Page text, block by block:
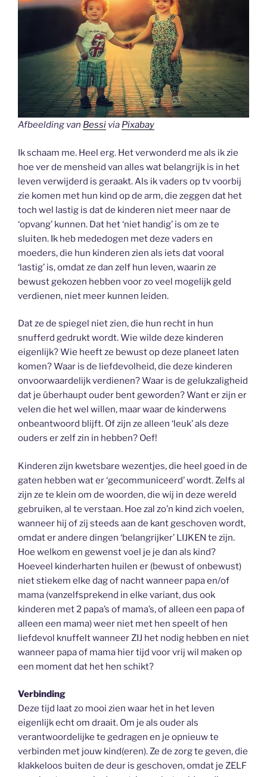
Afbeelding van Bessi via Pixabay
Ik schaam me. Heel erg. Het verwonderd me als ik zie
hoe ver de mensheid van alles wat belangrijk is in het
leven verwijderd is geraakt. Als ik vaders op tv voorbij
zie komen met hun kind op de arm, die zeggen dat het
toch wel lastig is dat de kinderen niet meer naar de
‘opvang’ kunnen. Dat het ‘niet handig’ is om ze te
sluiten. Ik heb mededogen met deze vaders en
moeders, die hun kinderen zien als iets dat vooral
‘lastig’ is, omdat ze dan zelf hun leven, waarin ze
bewust gekozen hebben voor zo veel mogelijk geld
verdienen, niet meer kunnen leiden.
Dat ze de spiegel niet zien, die hun recht in hun
snufferd gedrukt wordt. Wie wilde deze kinderen
eigenlijk? Wie heeft ze bewust op deze planeet laten
komen? Waar is de liefdevolheid, die deze kinderen
onvoorwaardelijk verdienen? Waar is de gelukzaligheid
dat je überhaupt ouder bent geworden? Want er zijn er
velen die het wel willen, maar waar de kinderwens
onbeantwoord blijft. Of zijn ze alleen ‘leuk’ als deze
ouders er zelf zin in hebben? Oef!
Kinderen zijn kwetsbare wezentjes, die heel goed in de
gaten hebben wat er ‘gecommuniceerd’ wordt. Zelfs al
zijn ze te klein om de woorden, die wij in deze wereld
gebruiken, al te verstaan. Hoe zal zo’n kind zich voelen,
wanneer hij of zij steeds aan de kant geschoven wordt,
omdat er andere dingen ‘belangrijker’ LIJKEN te zijn.
Hoe welkom en gewenst voel je je dan als kind?
Hoeveel kinderharten huilen er (bewust of onbewust)
niet stiekem elke dag of nacht wanneer papa en/of
mama (vanzelfsprekend in elke variant, dus ook
kinderen met 2 papa’s of mama’s, of alleen een papa of
alleen een mama) weer niet met hen speelt of hen
liefdevol knuffelt wanneer ZIJ het nodig hebben en niet
wanneer papa of mama hier tijd voor vrij wil maken op
een moment dat het hen schikt?
Verbinding
Deze tijd laat zo mooi zien waar het in het leven
eigenlijk echt om draait. Om je als ouder als
verantwoordelijke te gedragen en je opnieuw te
verbinden met jouw kind(eren). Ze de zorg te geven, die
klakkeloos buiten de deur is geschoven, omdat je ZELF